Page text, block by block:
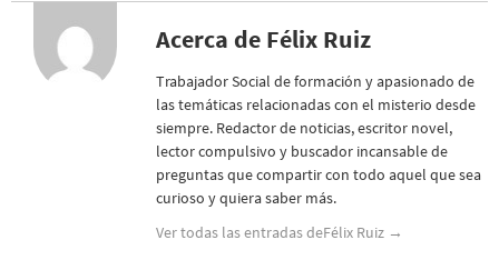
Acerca de Félix Ruiz
Trabajador Social de formación y apasionado de
las temáticas relacionadas con el misterio desde
siempre. Redactor de noticias, escritor novel,
lector compulsivo y buscador incansable de
preguntas que compartir con todo aquel que sea
curioso y quiera saber más.
Ver todas las entradas deFélix Ruiz →